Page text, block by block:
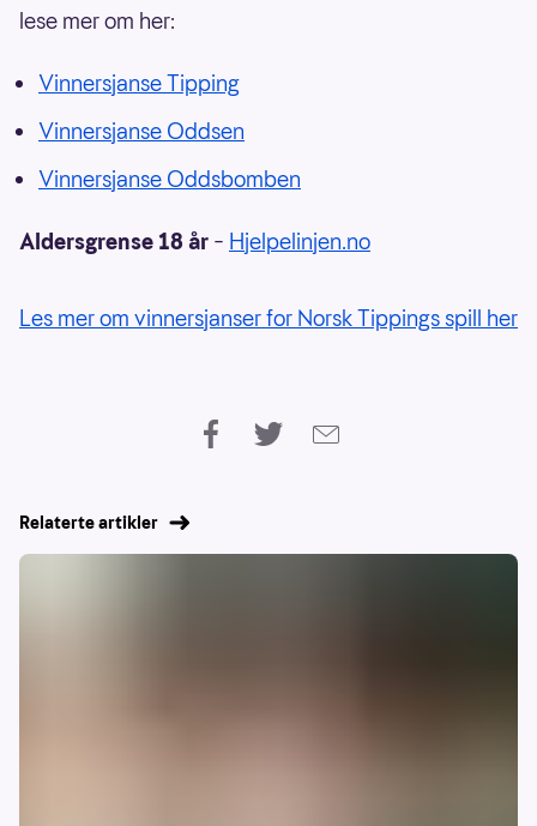
lese mer om her:
Vinnersjanse Tipping
Vinnersjanse Oddsen
Vinnersjanse Oddsbomben
Aldersgrense 18 år – Hjelpelinjen.no
Les mer om vinnersjanser for Norsk Tippings spill her
Relaterte artikler